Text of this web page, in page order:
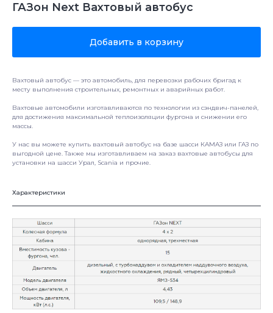
ГАЗон Next Вахтовый автобус
Добавить в корзину
Вахтовый автобус — это автомобиль, для перевозки рабочих бригад к
месту выполнения строительных, ремонтных и аварийных работ.
Вахтовые автомобили изготавливаются по технологии из сэндвич-панелей,
для достижения максимальной теплоизоляции фургона и снижении его
массы.
У нас вы можете купить вахтовый автобус на базе шасси КАМАЗ или ГАЗ по
выгодной цене. Также мы изготавливаем на заказ вахтовые автобусы для
установки на шасси Урал, Scania и прочие.
Характеристики